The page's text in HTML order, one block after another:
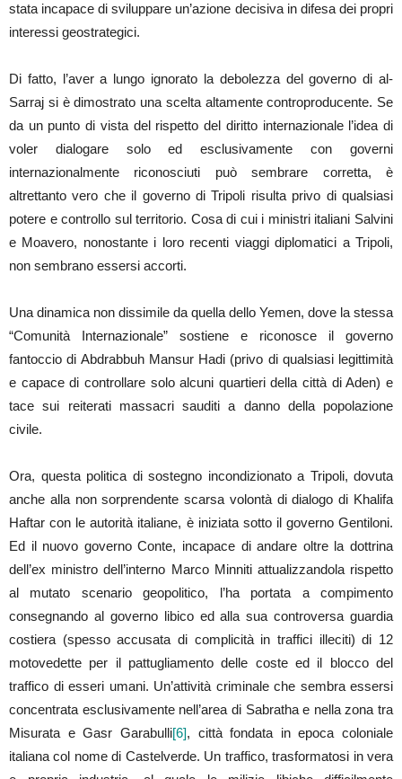
stata incapace di sviluppare un’azione decisiva in difesa dei propri
interessi geostrategici.
Di fatto, l’aver a lungo ignorato la debolezza del governo di al-
Sarraj si è dimostrato una scelta altamente controproducente. Se
da un punto di vista del rispetto del diritto internazionale l’idea di
voler dialogare solo ed esclusivamente con governi
internazionalmente riconosciuti può sembrare corretta, è
altrettanto vero che il governo di Tripoli risulta privo di qualsiasi
potere e controllo sul territorio. Cosa di cui i ministri italiani Salvini
e Moavero, nonostante i loro recenti viaggi diplomatici a Tripoli,
non sembrano essersi accorti.
Una dinamica non dissimile da quella dello Yemen, dove la stessa
“Comunità Internazionale” sostiene e riconosce il governo
fantoccio di Abdrabbuh Mansur Hadi (privo di qualsiasi legittimità
e capace di controllare solo alcuni quartieri della città di Aden) e
tace sui reiterati massacri sauditi a danno della popolazione
civile.
Ora, questa politica di sostegno incondizionato a Tripoli, dovuta
anche alla non sorprendente scarsa volontà di dialogo di Khalifa
Haftar con le autorità italiane, è iniziata sotto il governo Gentiloni.
Ed il nuovo governo Conte, incapace di andare oltre la dottrina
dell’ex ministro dell’interno Marco Minniti attualizzandola rispetto
al mutato scenario geopolitico, l’ha portata a compimento
consegnando al governo libico ed alla sua controversa guardia
costiera (spesso accusata di complicità in traffici illeciti) di 12
motovedette per il pattugliamento delle coste ed il blocco del
traffico di esseri umani. Un’attività criminale che sembra essersi
concentrata esclusivamente nell’area di Sabratha e nella zona tra
Misurata e Gasr Garabulli[6], città fondata in epoca coloniale
italiana col nome di Castelverde. Un traffico, trasformatosi in vera